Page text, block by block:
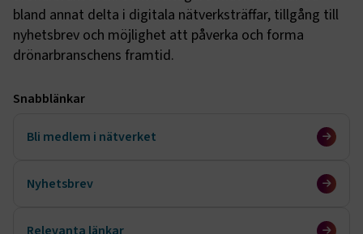
bland annat delta i digitala nätverksträffar, tillgång till
nyhetsbrev och möjlighet att påverka och forma
drönarbranschens framtid.
Snabblänkar
Bli medlem i nätverket
Nyhetsbrev